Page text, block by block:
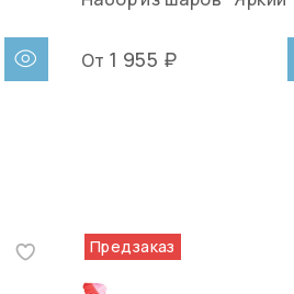
От 1 955 ₽
Предзаказ